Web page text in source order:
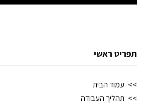
תפריט ראשי
עמוד הבית
תהליך העבודה